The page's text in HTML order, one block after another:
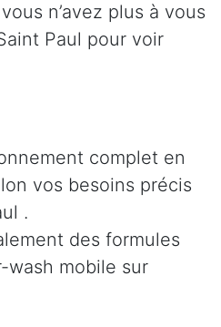
n’avez plus à vous
Paul pour voir
complet en
vos besoins précis
.
des formules
wash mobile sur